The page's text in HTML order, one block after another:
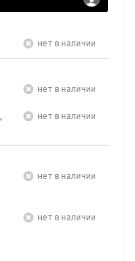
Нет в наличии
Нет в наличии
Нет в наличии
Нет в наличии
Нет в наличии